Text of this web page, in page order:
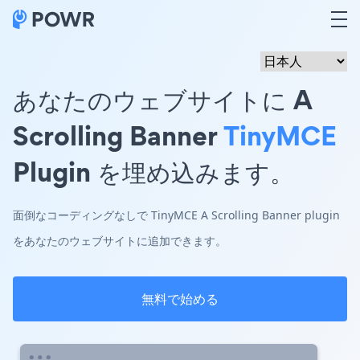
あなたのウェブサイトに A
Scrolling BannerTinyMCE
Plugin を埋め込みます。
面倒なコーディングなしで TinyMCE A Scrolling Banner plugin
をあなたのウェブサイトに追加できます。
無料で始める